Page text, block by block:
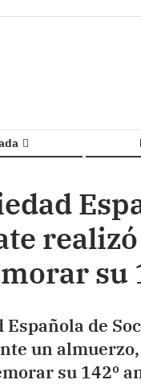
su
Española de
un
su 142º